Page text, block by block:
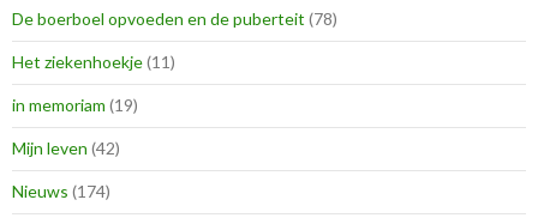
De boerboel opvoeden en de puberteit (78)
Het ziekenhoekje(11)
in memoriam (19)
Mijn leven (42)
Nieuws (174)